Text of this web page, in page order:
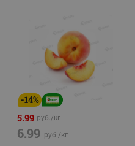
-14%
5.99 руб./кг
6.99 руб./кг